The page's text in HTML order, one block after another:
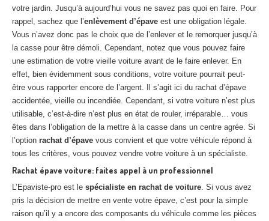
votre jardin. Jusqu’à aujourd’hui vous ne savez pas quoi en faire. Pour
rappel, sachez que l’enlèvement d’épave est une obligation légale.
Vous n’avez donc pas le choix que de l’enlever et le remorquer jusqu’à
la casse pour être démoli. Cependant, notez que vous pouvez faire
une estimation de votre vieille voiture avant de le faire enlever. En
effet, bien évidemment sous conditions, votre voiture pourrait peut-
être vous rapporter encore de l’argent. Il s’agit ici du rachat d’épave
accidentée, vieille ou incendiée. Cependant, si votre voiture n’est plus
utilisable, c’est-à-dire n’est plus en état de rouler, irréparable… vous
êtes dans l’obligation de la mettre à la casse dans un centre agrée. Si
l’option rachat d’épave vous convient et que votre véhicule répond à
tous les critères, vous pouvez vendre votre voiture à un spécialiste.
Rachat épave voiture: faites appel à un professionnel
L’Epaviste-pro est le spécialiste en rachat de voiture. Si vous avez
pris la décision de mettre en vente votre épave, c’est pour la simple
raison qu’il y a encore des composants du véhicule comme les pièces